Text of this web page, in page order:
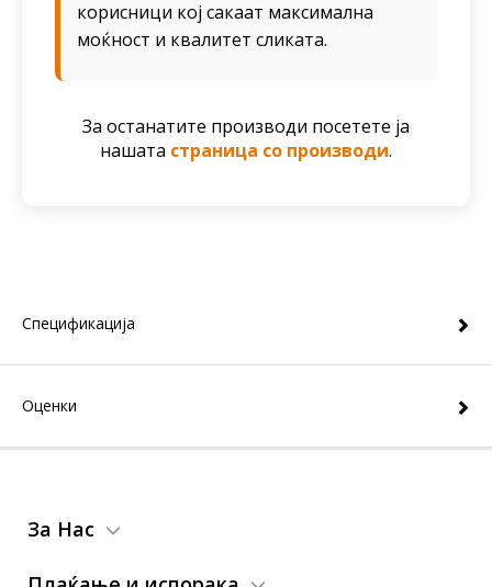
корисници кој сакаат максимална
моќност и квалитет сликата.
За останатите производи посетете ја
нашата страница со производи.
Спецификација
Оценки
За Нас